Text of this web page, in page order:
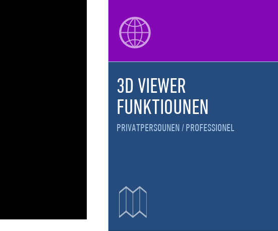
3D VIEWER
FUNKTIOUNEN
PRIVATPERSOUNEN PROFESSIONEL